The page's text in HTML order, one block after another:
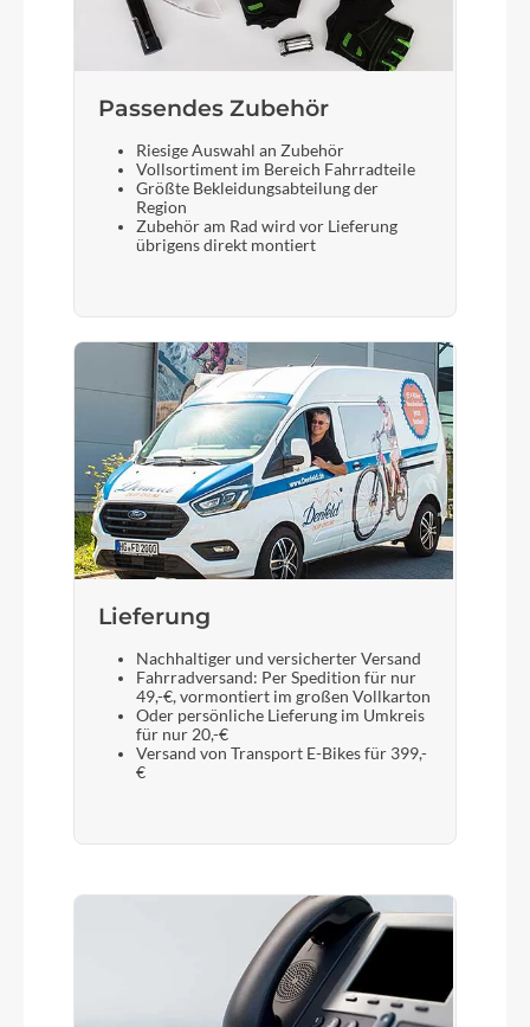
Selle Royal Lookin+
Gabel
SR Suntour XCM 32 ATB coil 27,5" NLO 80mm
taper
Display
Sattelstütze
Suntour SP17-NCX suspension 30.9/350
Passendes Zubehör
Riesige Auswahl an Zubehör
Vollsortiment im Bereich Fahrradteile
Größte Bekleidungsabteilung der
Region
Zubehör am Rad wird vor Lieferung
übrigens direkt montiert
Lieferung
Nachhaltiger und versicherter Versand
Fahrradversand: Per Spedition für nur
49,-€, vormontiert im großen Vollkarton
Oder persönliche Lieferung im Umkreis
für nur 20,-€
Versand von Transport E-Bikes für 399,-
€